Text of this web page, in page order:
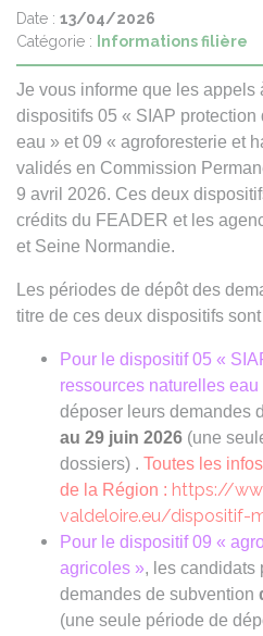
Date : 13/04/2026
Catégorie :
Informations filière
Je vous informe que les appels
dispositifs 05 « SIAP
eau » et 09 « agroforesterie et
validés en Commission
9 avril 2026. Ces deux
crédits du FEADER et les
et Seine Normandie.
Les périodes de dépôt des
titre de ces deux dispositifs
Pour le dispositif 05 «
ressources naturelles eau
déposer leurs demandes
au 29 juin 2026 (une
dossiers) ​. Toutes les
de la Région : https://
valdeloire.eu/dispositif-
Pour le dispositif 09 «
agricoles », les candidats
demandes de subvention
(une seule période de